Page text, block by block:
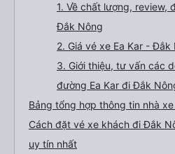
1. Về chất lượng, review,
Đắk Nông
2. Giá vé xe Ea Kar - Đắk
3. Giới thiệu, tư vấn các
đường Ea Kar đi Đắk
Bảng tổng hợp thông tin nhà
Cách đặt vé xe khách đi Đắk
uy tín nhất